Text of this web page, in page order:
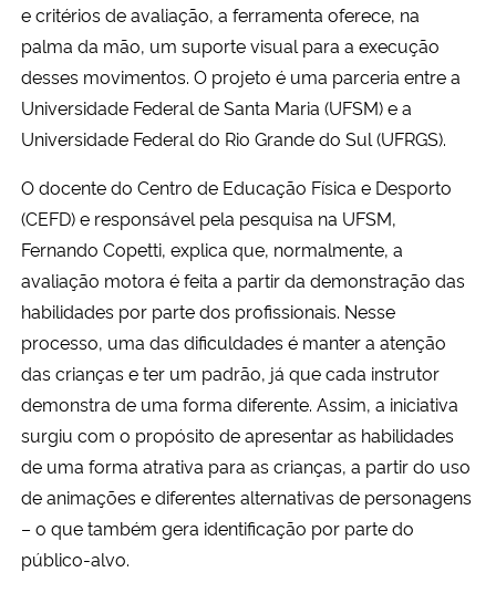
Secretaria-Geral
Secretaria de Governo
Advocacia-Geral da União
Banco Central do Brasil
Planalto
e critérios de avaliação, a ferramenta oferece, na
palma da mão, um suporte visual para a execução
desses movimentos. O projeto é uma parceria entre a
Universidade Federal de Santa Maria (UFSM) e a
Universidade Federal do Rio Grande do Sul (UFRGS).
O docente do Centro de Educação Física e Desporto
(CEFD) e responsável pela pesquisa na UFSM,
Fernando Copetti, explica que, normalmente, a
avaliação motora é feita a partir da demonstração das
habilidades por parte dos profissionais. Nesse
processo, uma das dificuldades é manter a atenção
das crianças e ter um padrão, já que cada instrutor
demonstra de uma forma diferente. Assim, a iniciativa
surgiu com o propósito de apresentar as habilidades
de uma forma atrativa para as crianças, a partir do uso
de animações e diferentes alternativas de personagens
– o que também gera identificação por parte do
público-alvo.